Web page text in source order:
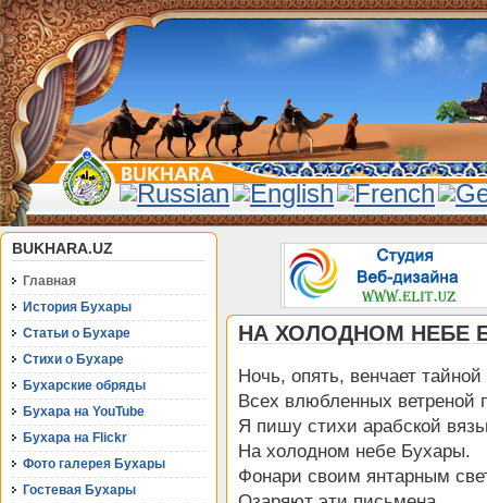
BUKHARA.UZ
Главная
История Бухары
Статьи о Бухаре
Стихи о Бухаре
Бухарские обряды
Бухара на YouTube
Бухара на Flickr
Фото галерея Бухары
Гостевая Бухары
НА ХОЛОДНОМ НЕБЕ
Ночь, опять, венчает
Всех влюбленных ветреной
Я пишу стихи арабской
На холодном небе Бухары.
Фонари своим янтарным